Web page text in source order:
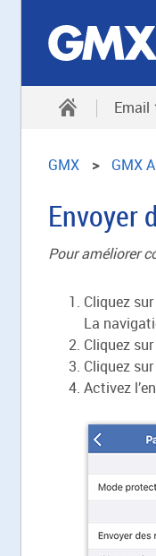
Email
GMX GMX
Envoyer
Pour améliorer
Cliquez
La
Cliquez sur
Cliquez sur
Activez